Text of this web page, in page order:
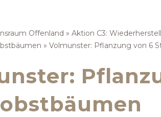
Offenland » Aktion C3:
» Volmunster: Pflanzung von 6